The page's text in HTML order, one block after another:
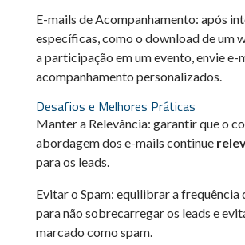
E-mails de Acompanhamento: após
específicas, como o download de um
a participação em um evento, envie e-
acompanhamento personalizados.
Desafios e Melhores Práticas
Manter a Relevância: garantir que o
abordagem dos e-mails continue
para os leads.
Evitar o Spam: equilibrar a frequência
para não sobrecarregar os leads e
marcado como spam.